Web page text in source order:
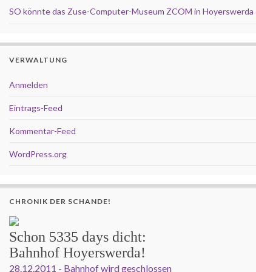
SO könnte das Zuse-Computer-Museum ZCOM in
VERWALTUNG
Anmelden
Eintrags-Feed
Kommentar-Feed
WordPress.org
CHRONIK DER SCHANDE!
Schon 5335 days dicht:
Bahnhof Hoyerswerda!
28.12.2011 - Bahnhof wird geschlossen